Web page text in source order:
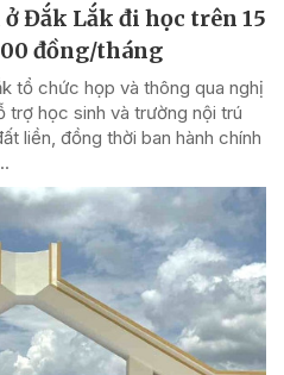
Đắk Lắk đi học trên 15
đồng/tháng
tổ chức họp và thông qua nghị
trợ học sinh và trường nội trú
liền, đồng thời ban hành chính